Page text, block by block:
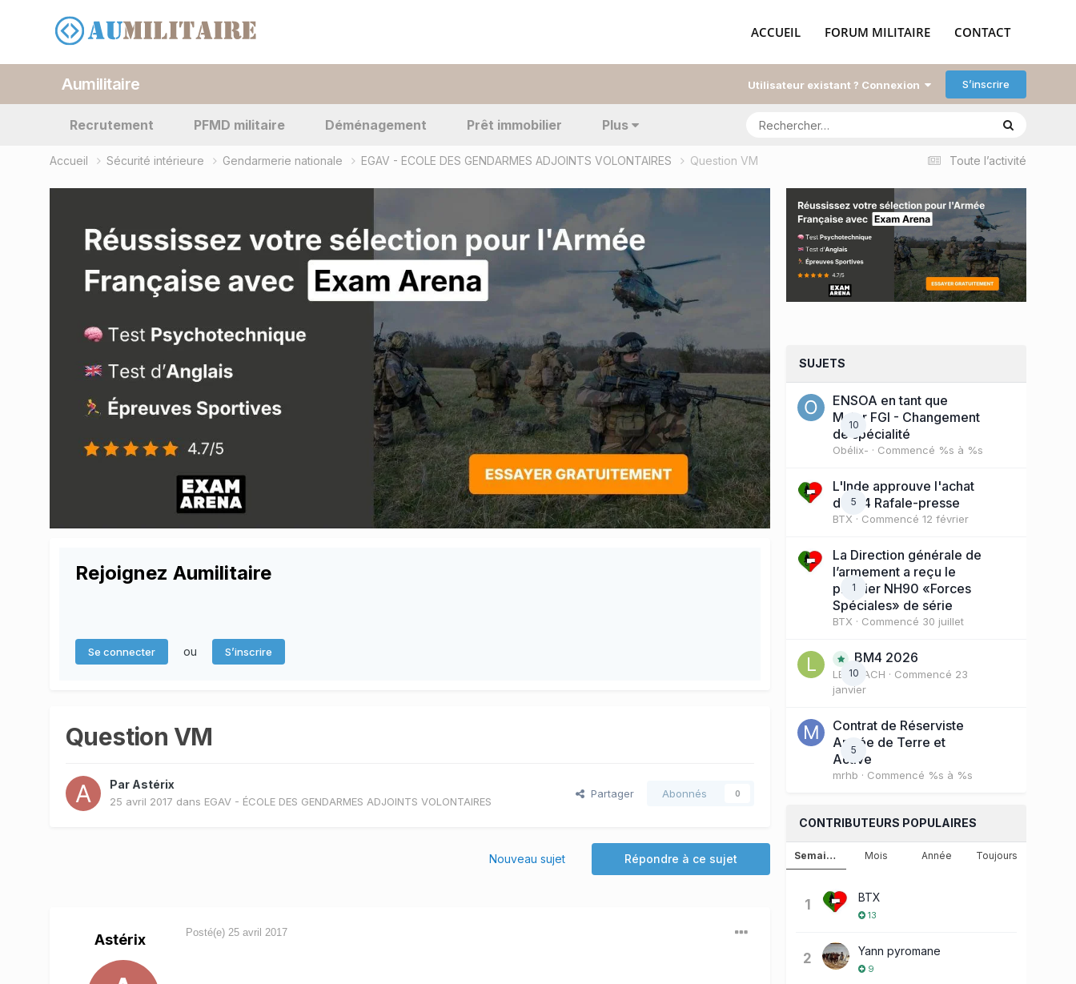
ACCUEIL FORUM MILITAIRE CONTACT
Aumilitaire Utilisateur existant ? Connexion S’inscrire
Recrutement PFMD militaire Déménagement Prêt immobilier Plus
Toute l’activité
Accueil Sécurité intérieure Gendarmerie nationale EGAV - ÉCOLE DES GENDARMES ADJOINTS VOLONTAIRES Question VM
Rejoignez Aumilitaire
Se connecter ou S’inscrire
Question VM
Par Astérix
25 avril 2017 dans EGAV - ÉCOLE DES GENDARMES ADJOINTS VOLONTAIRES
Partager Abonnés 0
Répondre à ce sujet
Nouveau sujet
Astérix Posté(e) 25 avril 2017
SUJETS
10
ENSOA en tant que
Major FGI - Changement
de spécialité
Obélix- · Commencé %s à %s
5
L'Inde approuve l'achat
de 114 Rafale-presse
BTX · Commencé 12 février
1
La Direction générale de
l’armement a reçu le
premier NH90 «Forces
Spéciales» de série
BTX · Commencé 30 juillet
10
BM4 2026
LE COACH · Commencé 23
janvier
5
Contrat de Réserviste
Armée de Terre et
Active
mrhb · Commencé %s à %s
CONTRIBUTEURS POPULAIRES
Semaine Mois Année Toujours
1 BTX
13
2 Yann pyromane
9